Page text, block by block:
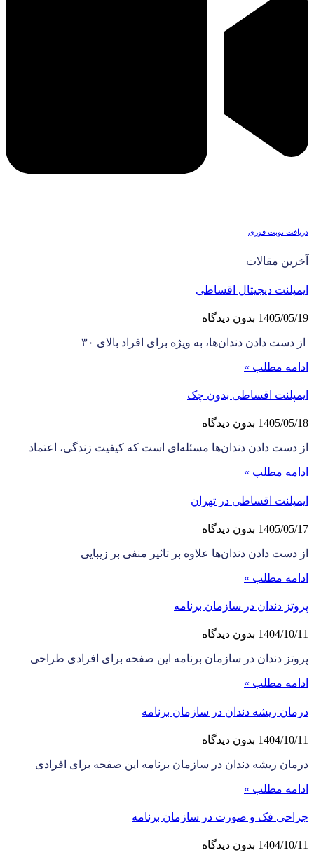
دریافت نوبت فوری
آخرین مقالات
ایمپلنت دیجیتال اقساطی
1405/05/19 بدون دیدگاه
از دست دادن دندان‌ها، به ویژه برای افراد بالای ۳۰
ادامه مطلب »
ایمپلنت اقساطی بدون چک
1405/05/18 بدون دیدگاه
از دست دادن دندان‌ها مسئله‌ای است که کیفیت زندگی، اعتماد
ادامه مطلب »
ایمپلنت اقساطی در تهران
1405/05/17 بدون دیدگاه
از دست دادن دندان‌ها علاوه بر تاثیر منفی بر زیبایی
ادامه مطلب »
پروتز دندان در سازمان برنامه
1404/10/11 بدون دیدگاه
پروتز دندان در سازمان برنامه این صفحه برای افرادی طراحی
ادامه مطلب »
درمان ریشه دندان در سازمان برنامه
1404/10/11 بدون دیدگاه
درمان ریشه دندان در سازمان برنامه این صفحه برای افرادی
ادامه مطلب »
جراحی فک و صورت در سازمان برنامه
1404/10/11 بدون دیدگاه